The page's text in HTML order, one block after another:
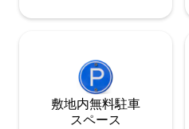
敷地内無料駐⁠車
ス⁠ペ⁠ー⁠ス